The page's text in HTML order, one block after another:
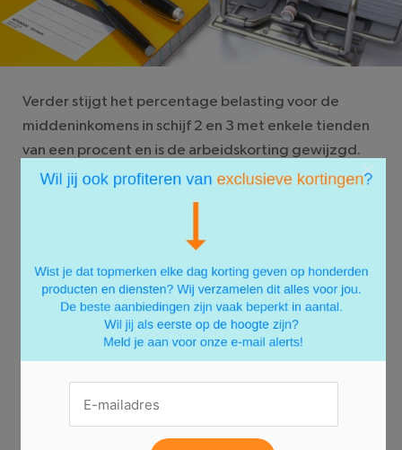
Verder stijgt het percentage belasting voor de
middeninkomens in schijf 2 en 3 met enkele tienden
van een procent en is de arbeidskorting gewijzgd.
Afhankelijk van je situtatie kan het zijn dat je
daardoor net iets meer of minder belasting moet
afgeschaft en vervangen door een systeem met
schijven dat er in veel gevallen voor zorgt dat je
meer belasting moet betalen.
Belastingvoordeel
je niet vanzelf in de vooraf ingevulde aangifte. Check
×